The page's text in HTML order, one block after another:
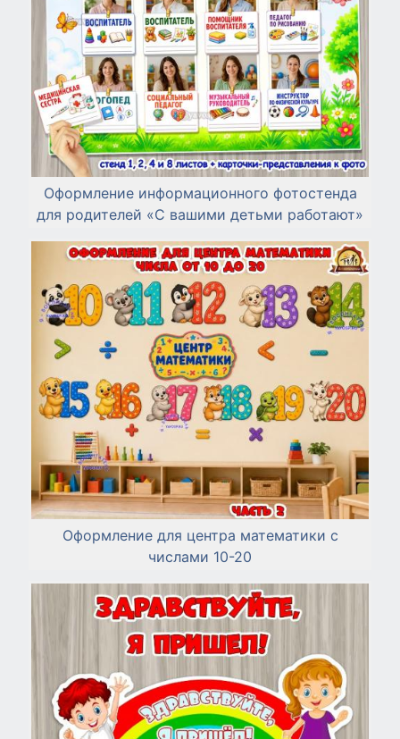
Оформление информационного фотостенда
для родителей «С вашими детьми работают»
Оформление для центра математики с
числами 10-20